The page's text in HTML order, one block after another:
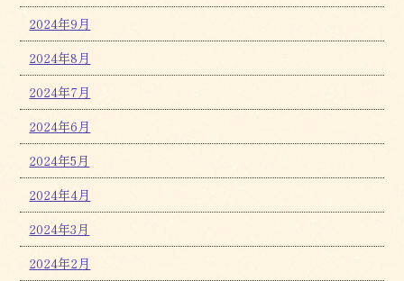
2024年9月
2024年8月
2024年7月
2024年6月
2024年5月
2024年4月
2024年3月
2024年2月